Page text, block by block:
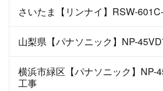
さいたま【リンナイ】RSW-
山梨県【パナソニック】NP-
横浜市緑区【パナソニック】NP-
工事